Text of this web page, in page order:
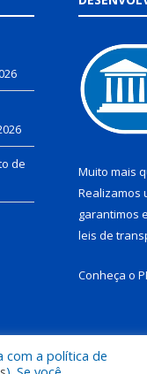
de
Muito mais
Realizamos
garantimos
leis de
Conheça o
Mapa do Site
com a política de